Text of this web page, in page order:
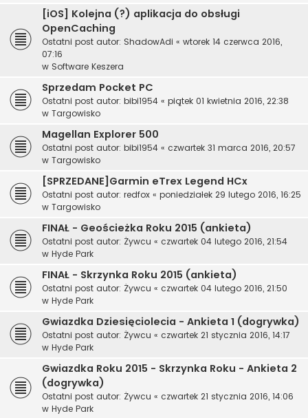
[iOS] Kolejna (?) aplikacja do obsługi
OpenCaching
Ostatni post autor: ShadowAdi « wtorek 14 czerwca 2016,
07:16
w Software Keszera
Sprzedam Pocket PC
Ostatni post autor: bibi1954 « piątek 01 kwietnia 2016, 22:38
w Targowisko
Magellan Explorer 500
Ostatni post autor: bibi1954 « czwartek 31 marca 2016, 20:57
w Targowisko
[SPRZEDANE]Garmin eTrex Legend HCx
Ostatni post autor: redfox « poniedziałek 29 lutego 2016, 16:25
w Targowisko
FINAŁ - Geościeżka Roku 2015 (ankieta)
Ostatni post autor: Żywcu « czwartek 04 lutego 2016, 21:54
w Hyde Park
FINAŁ - Skrzynka Roku 2015 (ankieta)
Ostatni post autor: Żywcu « czwartek 04 lutego 2016, 21:50
w Hyde Park
Gwiazdka Dziesięciolecia - Ankieta 1 (dogrywka)
Ostatni post autor: Żywcu « czwartek 21 stycznia 2016, 14:17
w Hyde Park
Gwiazdka Roku 2015 - Skrzynka Roku - Ankieta 2
(dogrywka)
Ostatni post autor: Żywcu « czwartek 21 stycznia 2016, 14:06
w Hyde Park